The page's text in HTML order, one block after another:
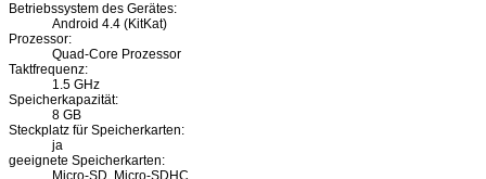
Betriebssystem des Gerätes:
Android 4.4 (KitKat)
Prozessor:
Quad-Core Prozessor
Taktfrequenz:
1.5 GHz
Speicherkapazität:
8 GB
Steckplatz für Speicherkarten:
ja
geeignete Speicherkarten: